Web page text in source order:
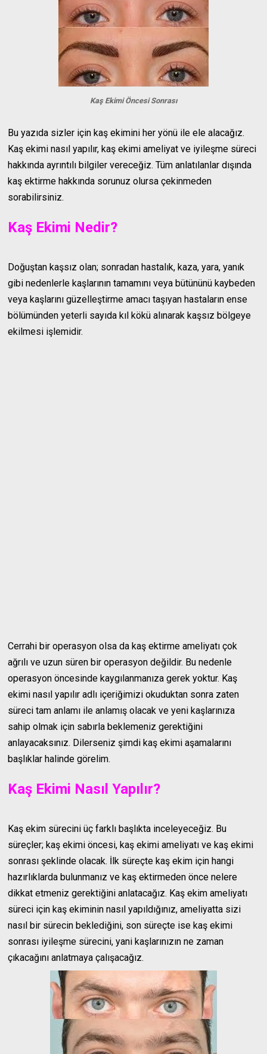
Kaş Ekimi Öncesi Sonrası
Bu yazıda sizler için kaş ekimini her yönü ile ele alacağız.
Kaş ekimi nasıl yapılır, kaş ekimi ameliyat ve iyileşme süreci
hakkında ayrıntılı bilgiler vereceğiz. Tüm anlatılanlar dışında
kaş ektirme hakkında sorunuz olursa çekinmeden
sorabilirsiniz.
Kaş Ekimi Nedir?
Doğuştan kaşsız olan; sonradan hastalık, kaza, yara, yanık
gibi nedenlerle kaşlarının tamamını veya bütününü kaybeden
veya kaşlarını güzelleştirme amacı taşıyan hastaların ense
bölümünden yeterli sayıda kıl kökü alınarak kaşsız bölgeye
ekilmesi işlemidir.
Cerrahi bir operasyon olsa da kaş ektirme ameliyatı çok
ağrılı ve uzun süren bir operasyon değildir. Bu nedenle
operasyon öncesinde kaygılanmanıza gerek yoktur. Kaş
ekimi nasıl yapılır adlı içeriğimizi okuduktan sonra zaten
süreci tam anlamı ile anlamış olacak ve yeni kaşlarınıza
sahip olmak için sabırla beklemeniz gerektiğini
anlayacaksınız. Dilerseniz şimdi kaş ekimi aşamalarını
başlıklar halinde görelim.
Kaş Ekimi Nasıl Yapılır?
Kaş ekim sürecini üç farklı başlıkta inceleyeceğiz. Bu
süreçler; kaş ekimi öncesi, kaş ekimi ameliyatı ve kaş ekimi
sonrası şeklinde olacak. İlk süreçte kaş ekim için hangi
hazırlıklarda bulunmanız ve kaş ektirmeden önce nelere
dikkat etmeniz gerektiğini anlatacağız. Kaş ekim ameliyatı
süreci için kaş ekiminin nasıl yapıldığınız, ameliyatta sizi
nasıl bir sürecin beklediğini, son süreçte ise kaş ekimi
sonrası iyileşme sürecini, yani kaşlarınızın ne zaman
çıkacağını anlatmaya çalışacağız.